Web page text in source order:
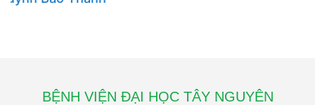
BỆNH VIỆN ĐẠI HỌC TÂY NGUYÊN